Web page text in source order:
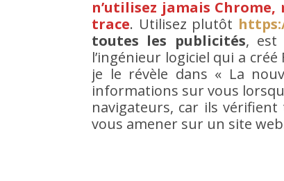
n’utilisez jamais
trace. Utilisez plutôt
toutes les publicités, est
l’ingénieur logiciel qui a
je le révèle dans « La
informations sur vous
navigateurs, car ils
vous amener sur un site